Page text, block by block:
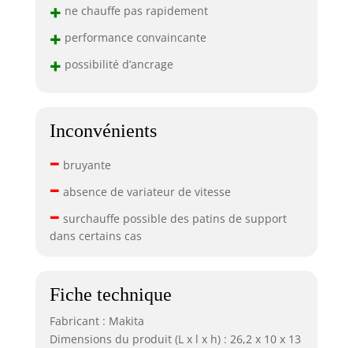
+ ne chauffe pas rapidement
+ performance convaincante
+ possibilité d’ancrage
Inconvénients
– bruyante
– absence de variateur de vitesse
– surchauffe possible des patins de support
dans certains cas
Fiche technique
Fabricant : Makita
Dimensions du produit (L x l x h) : 26,2 x 10 x 13